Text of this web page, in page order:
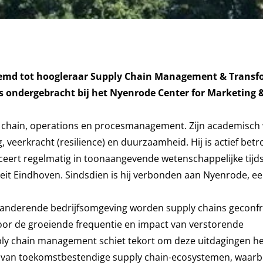
tot hoogleraar Supply Chain Management &
bij het Nyenrode Center for Marketing
operations en procesmanagement. Zijn
veerkracht (resilience) en duurzaamheid. Hij is actief
regelmatig in toonaangevende wetenschappelijke
Eindhoven. Sindsdien is hij verbonden aan Nyenrode,
bedrijfsomgeving worden supply chains
de groeiende frequentie en impact van verstorende
chain management schiet tekort om deze uitdagingen
toekomstbestendige supply chain-ecosystemen,